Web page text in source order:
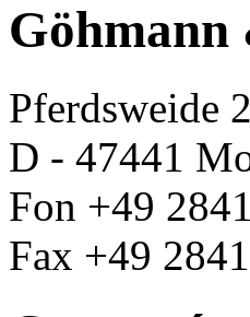
Pferdsweide
D - 47441
Fon +49
Fax +49